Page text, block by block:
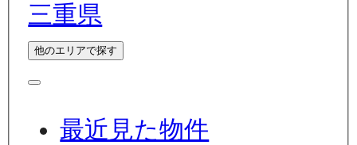
三重県
他のエリアで探す
最近見た物件